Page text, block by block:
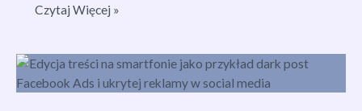
Reklama
co
to
Czytaj Więcej »